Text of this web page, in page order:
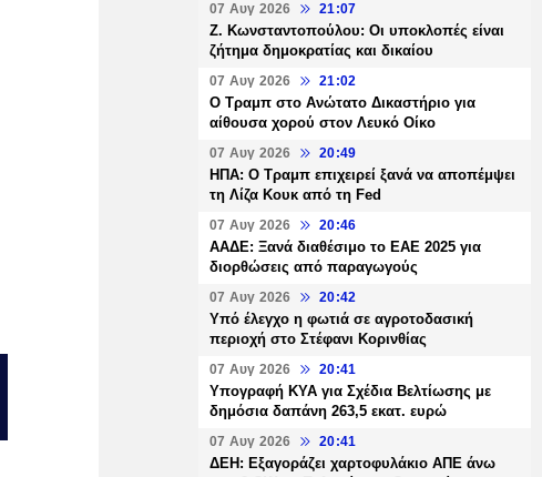
07 Αυγ 2026 21:07
Ζ. Κωνσταντοπούλου: Οι υποκλοπές είναι
ζήτημα δημοκρατίας και δικαίου
07 Αυγ 2026 21:02
Ο Τραμπ στο Ανώτατο Δικαστήριο για
αίθουσα χορού στον Λευκό Οίκο
07 Αυγ 2026 20:49
ΗΠΑ: Ο Τραμπ επιχειρεί ξανά να αποπέμψει
τη Λίζα Κουκ από τη Fed
07 Αυγ 2026 20:46
ΑΑΔΕ: Ξανά διαθέσιμο το ΕΑΕ 2025 για
διορθώσεις από παραγωγούς
07 Αυγ 2026 20:42
Υπό έλεγχο η φωτιά σε αγροτοδασική
περιοχή στο Στέφανι Κορινθίας
07 Αυγ 2026 20:41
Υπογραφή ΚΥΑ για Σχέδια Βελτίωσης με
δημόσια δαπάνη 263,5 εκατ. ευρώ
07 Αυγ 2026 20:41
ΔΕΗ: Εξαγοράζει χαρτοφυλάκιο ΑΠΕ άνω